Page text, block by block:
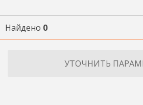
Найдено 0
УТОЧНИТЬ